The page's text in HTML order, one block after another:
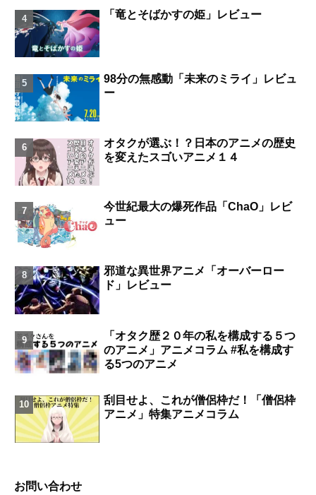
「竜とそばかすの姫」レビュー
98分の無感動「未来のミライ」レビュ
ー
オタクが選ぶ！？日本のアニメの歴史
を変えたスゴいアニメ１４
今世紀最大の爆死作品「ChaO」レビ
ュー
邪道な異世界アニメ「オーバーロー
ド」レビュー
「オタク歴２０年の私を構成する５つ
のアニメ」アニメコラム #私を構成す
る5つのアニメ
刮目せよ、これが僧侶枠だ！「僧侶枠
アニメ」特集アニメコラム
お問い合わせ